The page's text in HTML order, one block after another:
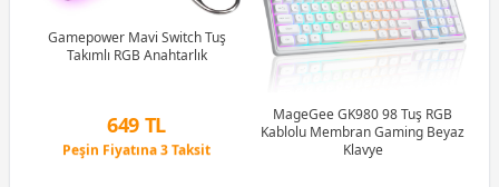
Gamepower Mavi Switch Tuş
Takımlı RGB Anahtarlık
649 TL
Peşin Fiyatına 3 Taksit
MageGee GK980 98 Tuş RGB
Kablolu Membran Gaming Beyaz
Klavye